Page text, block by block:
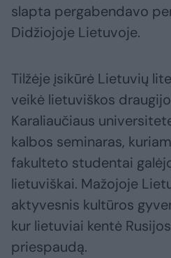
slapta pergabendavo
Didžiojoje Lietuvoje.
Tilžėje įsikūrė Lietuvių
veikė lietuviškos
Karaliaučiaus
kalbos seminaras,
fakulteto studentai
lietuviškai. Mažojoje
aktyvesnis kultūros
kur lietuviai kentė
priespaudą.